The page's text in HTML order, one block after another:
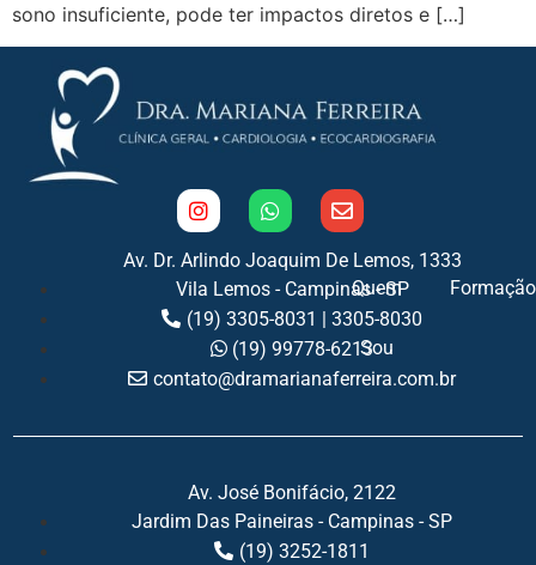
sono insuficiente, pode ter impactos diretos e […]
Quem
Sou
Formação
Av. Dr. Arlindo Joaquim De Lemos, 1333
Vila Lemos - Campinas - SP
(19) 3305-8031 | 3305-8030
(19) 99778-6213
contato@dramarianaferreira.com.br
Av. José Bonifácio, 2122
Jardim Das Paineiras - Campinas - SP
(19) 3252-1811